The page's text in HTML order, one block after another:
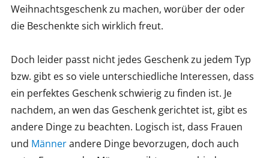
Weihnachtsgeschenk zu machen, worüber der oder
die Beschenkte sich wirklich freut.
Doch leider passt nicht jedes Geschenk zu jedem Typ
bzw. gibt es so viele unterschiedliche Interessen, dass
ein perfektes Geschenk schwierig zu finden ist. Je
nachdem, an wen das Geschenk gerichtet ist, gibt es
andere Dinge zu beachten. Logisch ist, dass Frauen
und Männerandere Dinge bevorzugen, doch auch